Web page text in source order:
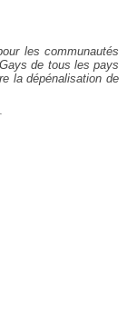
les communautés
de tous les pays
la dépénalisation de